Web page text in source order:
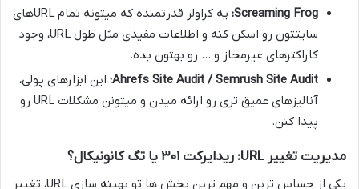
Screaming Frog:
یه کراولر قدرتمنده که میتونه تمام URLهای
سایتتون رو اسکن کنه و اطلاعات مفیدی مثل طول URL، وجود
کاراکترهای غیرمجاز و … رو بهتون بده.
Ahrefs Site Audit / Semrush Site Audit: این ابزارهای پولی،
آنالیزهای عمیق تری رو ارائه میدن و میتونن مشکلات URL رو
پیدا کنن.
مدیریت تغییر URL: ریدایرکت ۳۰۱ یا تگ کانونیکال؟
یکی از حساس ترین و مهم ترین بخش ها تو بهینه سازی URL، تغییر